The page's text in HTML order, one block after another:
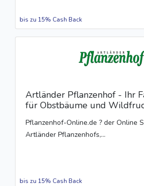
bis zu 15% Cash Back
Artländer Pflanzenhof - Ihr
für Obstbäume und
Pflanzenhof-Online.de ? der Online
Artländer Pflanzenhofs,...
bis zu 15% Cash Back